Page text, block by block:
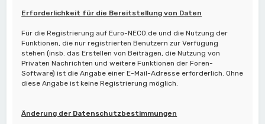
Erforderlichkeit für die Bereitstellung von Daten
Für die Registrierung auf Euro-NECO.de und die Nutzung der
Funktionen, die nur registrierten Benutzern zur Verfügung
stehen (insb. das Erstellen von Beiträgen, die Nutzung von
Privaten Nachrichten und weitere Funktionen der Foren-
Software) ist die Angabe einer E-Mail-Adresse erforderlich. Ohne
diese Angabe ist keine Registrierung möglich.
Änderung der Datenschutzbestimmungen